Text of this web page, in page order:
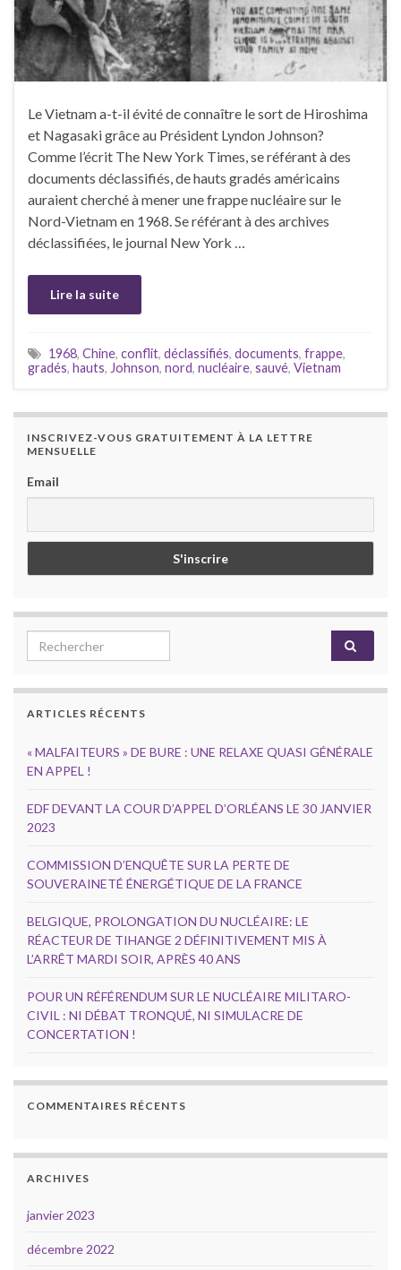
Le Vietnam a-t-il évité de connaître le sort de Hiroshima
et Nagasaki grâce au Président Lyndon Johnson?
Comme l’écrit The New York Times, se référant à des
documents déclassifiés, de hauts gradés américains
auraient cherché à mener une frappe nucléaire sur le
Nord-Vietnam en 1968. Se référant à des archives
déclassifiées, le journal New York …
Lire la suite
1968, Chine, conflit, déclassifiés, documents, frappe,
gradés, hauts, Johnson, nord, nucléaire, sauvé, Vietnam
INSCRIVEZ-VOUS GRATUITEMENT À LA LETTRE
MENSUELLE
Email
Search for:
ARTICLES RÉCENTS
« MALFAITEURS » DE BURE : UNE RELAXE QUASI GÉNÉRALE
EN APPEL !
EDF DEVANT LA COUR D’APPEL D’ORLÉANS LE 30 JANVIER
2023
COMMISSION D’ENQUÊTE SUR LA PERTE DE
SOUVERAINETÉ ÉNERGÉTIQUE DE LA FRANCE
BELGIQUE, PROLONGATION DU NUCLÉAIRE: LE
RÉACTEUR DE TIHANGE 2 DÉFINITIVEMENT MIS À
L’ARRÊT MARDI SOIR, APRÈS 40 ANS
POUR UN RÉFÉRENDUM SUR LE NUCLÉAIRE MILITARO-
CIVIL : NI DÉBAT TRONQUÉ, NI SIMULACRE DE
CONCERTATION !
COMMENTAIRES RÉCENTS
ARCHIVES
janvier 2023
décembre 2022